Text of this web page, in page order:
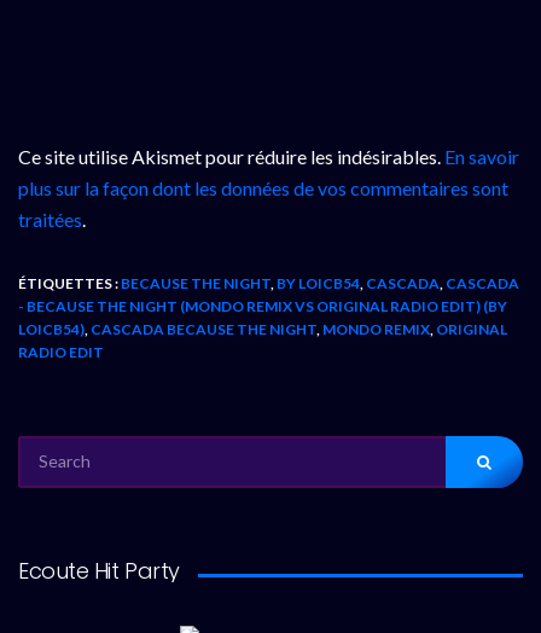
Ce site utilise Akismet pour réduire les indésirables. En savoir
plus sur la façon dont les données de vos commentaires sont
traitées.
ÉTIQUETTES : BECAUSE THE NIGHT BY LOICB54 CASCADA CASCADA
- BECAUSE THE NIGHT (MONDO REMIX VS ORIGINAL RADIO EDIT) (BY
LOICB54) CASCADA BECAUSE THE NIGHT MONDO REMIX ORIGINAL
RADIO EDIT
FOR:
Ecoute Hit Party